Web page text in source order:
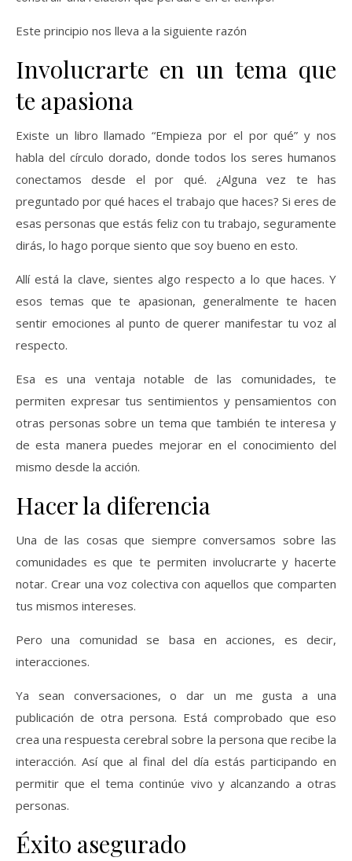
Este principio nos lleva a la siguiente razón
Involucrarte en un tema que
te apasiona
Existe un libro llamado “Empieza por el por qué” y nos
habla del círculo dorado, donde todos los seres humanos
conectamos desde el por qué. ¿Alguna vez te has
preguntado por qué haces el trabajo que haces? Si eres de
esas personas que estás feliz con tu trabajo, seguramente
dirás, lo hago porque siento que soy bueno en esto.
Allí está la clave, sientes algo respecto a lo que haces. Y
esos temas que te apasionan, generalmente te hacen
sentir emociones al punto de querer manifestar tu voz al
respecto.
Esa es una ventaja notable de las comunidades, te
permiten expresar tus sentimientos y pensamientos con
otras personas sobre un tema que también te interesa y
de esta manera puedes mejorar en el conocimiento del
mismo desde la acción.
Hacer la diferencia
Una de las cosas que siempre conversamos sobre las
comunidades es que te permiten involucrarte y hacerte
notar. Crear una voz colectiva con aquellos que comparten
tus mismos intereses.
Pero una comunidad se basa en acciones, es decir,
interacciones.
Ya sean conversaciones, o dar un me gusta a una
publicación de otra persona. Está comprobado que eso
crea una respuesta cerebral sobre la persona que recibe la
interacción. Así que al final del día estás participando en
permitir que el tema continúe vivo y alcanzando a otras
personas.
Éxito asegurado